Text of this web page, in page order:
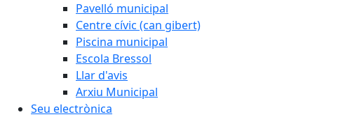
Pavelló municipal
Centre cívic (can gibert)
Piscina municipal
Escola Bressol
Llar d'avis
Arxiu Municipal
Seu electrònica